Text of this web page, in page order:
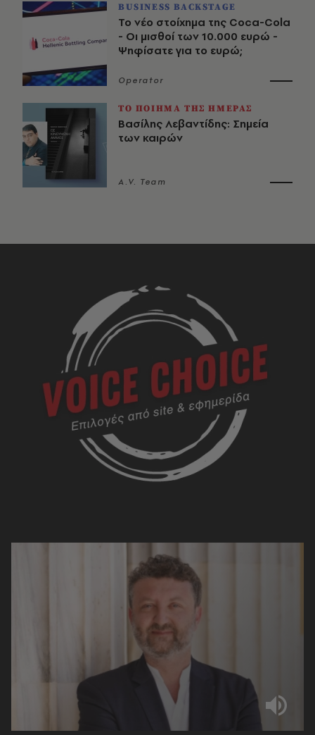
BUSINESS BACKSTAGE
Το νέο στοίχημα της Coca-Cola
- Οι μισθοί των 10.000 ευρώ -
Ψηφίσατε για το ευρώ;
Operator
ΤΟ ΠΟΙΗΜΑ ΤΗΣ ΗΜΕΡΑΣ
Βασίλης Λεβαντίδης: Σημεία
των καιρών
A.V. Team